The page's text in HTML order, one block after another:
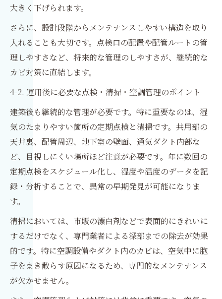
大きく下げられます。
さらに、設計段階からメンテナンスしやすい構造を取り
入れることも大切です。点検口の配置や配管ルートの管
理しやすさなど、将来的な管理のしやすさが、継続的な
カビ対策に直結します。
4-2. 運用後に必要な点検・清掃・空調管理のポイント
建築後も継続的な管理が必要です。特に重要なのは、湿
気のたまりやすい箇所の定期点検と清掃です。共用部の
天井裏、配管周辺、地下室の壁面、通気ダクト内部な
ど、目視しにくい場所ほど注意が必要です。年に数回の
定期点検をスケジュール化し、湿度や温度のデータを記
録・分析することで、異常の早期発見が可能になりま
す。
清掃においては、市販の漂白剤などで表面的にきれいに
するだけでなく、専門業者による深部までの除去が効果
的です。特に空調設備やダクト内のカビは、空気中に胞
子をまき散らす原因になるため、専門的なメンテナンス
が欠かせません。